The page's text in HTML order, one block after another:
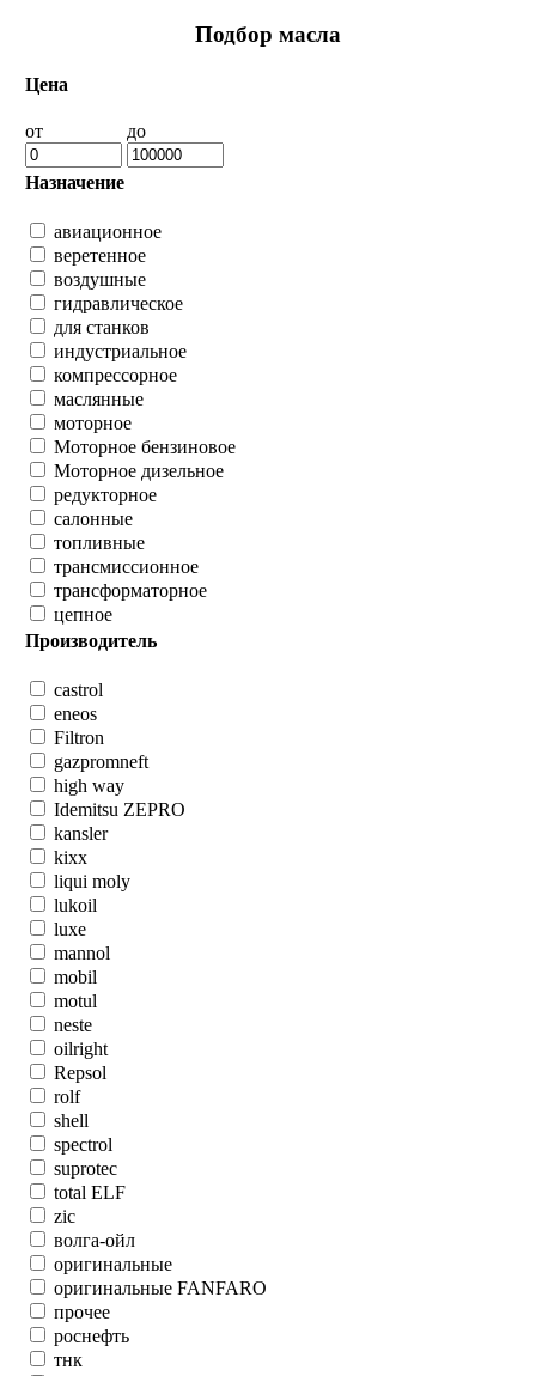
Подбор масла
Цена
от до
Назначение
авиационное
веретенное
воздушные
гидравлическое
для станков
индустриальное
компрессорное
маслянные
моторное
Моторное бензиновое
Моторное дизельное
редукторное
салонные
топливные
трансмиссионное
трансформаторное
цепное
Производитель
castrol
eneos
Filtron
gazpromneft
high way
Idemitsu ZEPRO
kansler
kixx
liqui moly
lukoil
luxe
mannol
mobil
motul
neste
oilright
Repsol
rolf
shell
spectrol
suprotec
total ELF
zic
волга-ойл
оригинальные
оригинальные FANFARO
прочее
роснефть
тнк